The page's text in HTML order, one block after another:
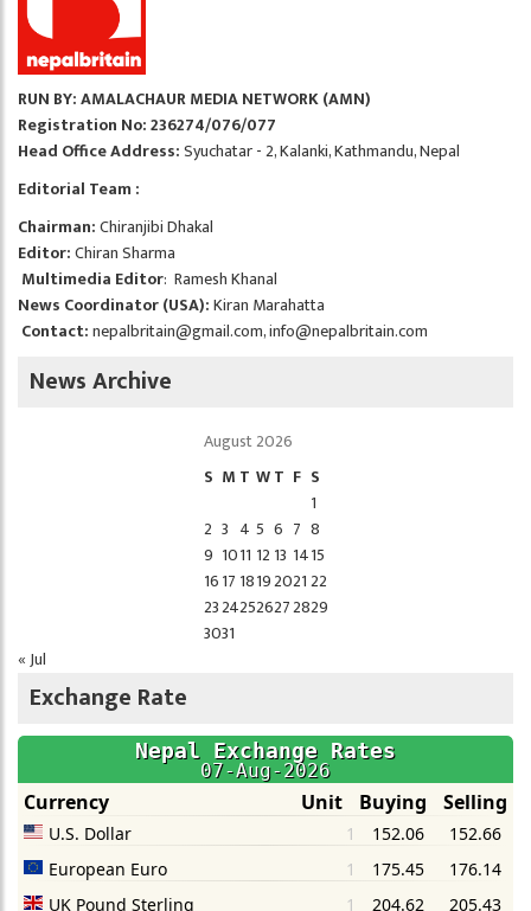
RUN BY: AMALACHAUR MEDIA NETWORK (AMN)
Registration No: 236274/076/077
Head Office Address:Syuchatar - 2, Kalanki, Kathmandu, Nepal
Editorial Team :
Chairman:Chiranjibi Dhakal
Editor:Chiran Sharma
Multimedia Editor: Ramesh Khanal
News Coordinator (USA):Kiran Marahatta
Contact:nepalbritain@gmail.com,info@nepalbritain.com
News Archive
August 2026
S M T WT F S
1
2 3 4 5 6 7 8
9 1011 12 13 1415
1617 1819202122
23242526272829
3031
« Jul
Exchange Rate